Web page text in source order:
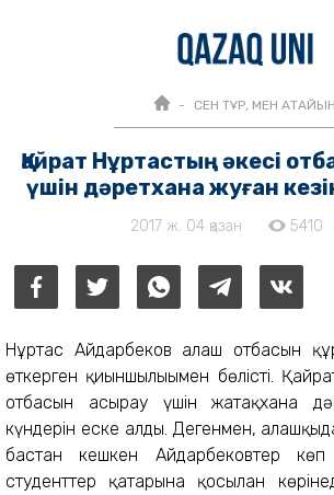
СЕН ТҰР, МЕН АТАЙЫН
Қайрат Нұртастың әкесі
үшін дәретхана жуған
2017 ж. 04 қазан 5410
Нұртас Айдарбеков алғаш отбасын
өткерген қиыншылығымен бөлісті.
отбасын асырау үшін жатақхана
күндерін еске алды. Дегенмен,
бастан кешкен Айдарбековтер
студенттер қатарына қосылған